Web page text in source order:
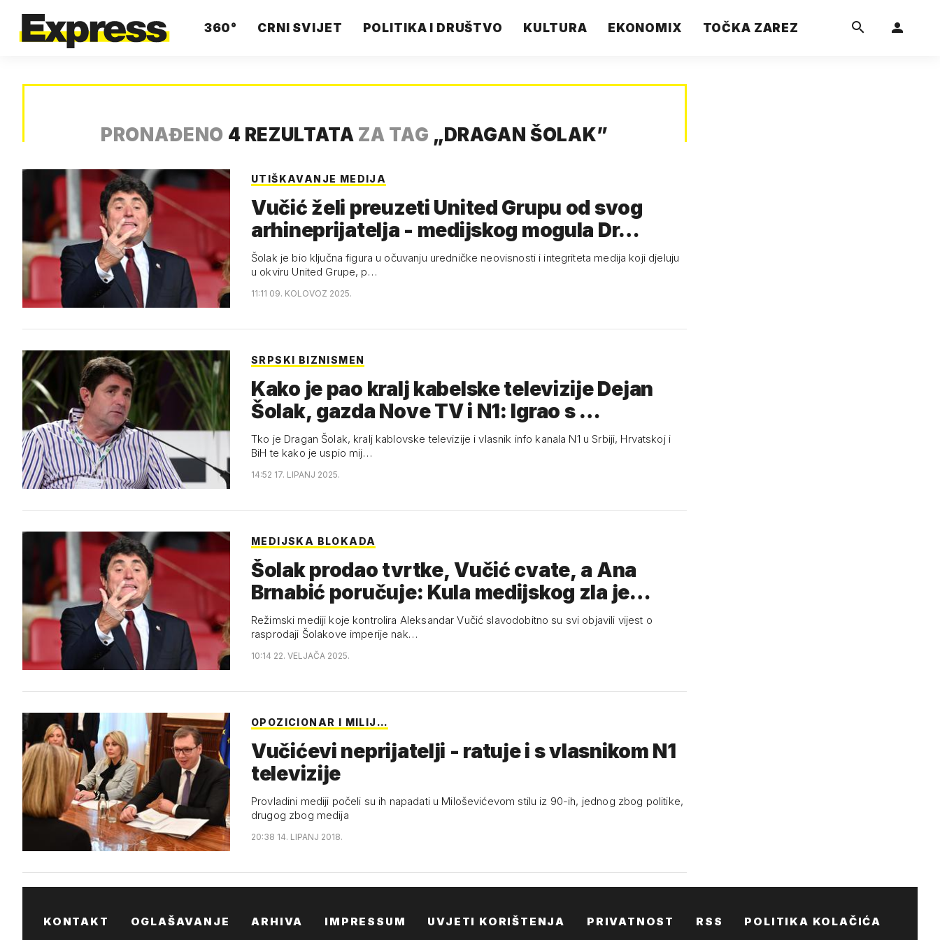
360° CRNI SVIJET POLITIKA I DRUŠTVO KULTURA EKONOMIX TOČKA ZAREZ
PRONAĐENO 4 REZULTATA ZA TAG „DRAGAN ŠOLAK”
UTIŠKAVANJE MEDIJA
Vučić želi preuzeti United Grupu od svog
arhineprijatelja - medijskog mogula Dr…
Šolak je bio ključna figura u očuvanju uredničke neovisnosti i integriteta medija koji djeluju
u okviru United Grupe, p…
11:11 09. KOLOVOZ 2025.
SRPSKI BIZNISMEN
Kako je pao kralj kabelske televizije Dejan
Šolak, gazda Nove TV i N1: Igrao s …
Tko je Dragan Šolak, kralj kablovske televizije i vlasnik info kanala N1 u Srbiji, Hrvatskoj i
BiH te kako je uspio mij…
14:52 17. LIPANJ 2025.
MEDIJSKA BLOKADA
Šolak prodao tvrtke, Vučić cvate, a Ana
Brnabić poručuje: Kula medijskog zla je…
Režimski mediji koje kontrolira Aleksandar Vučić slavodobitno su svi objavili vijest o
rasprodaji Šolakove imperije nak…
10:14 22. VELJAČA 2025.
OPOZICIONAR I MILIJ…
Vučićevi neprijatelji - ratuje i s vlasnikom N1
televizije
Provladini mediji počeli su ih napadati u Miloševićevom stilu iz 90-ih, jednog zbog politike,
drugog zbog medija
20:38 14. LIPANJ 2018.
KONTAKT OGLAŠAVANJE ARHIVA IMPRESSUM UVJETI KORIŠTENJA PRIVATNOST RSS POLITIKA KOLAČIĆA